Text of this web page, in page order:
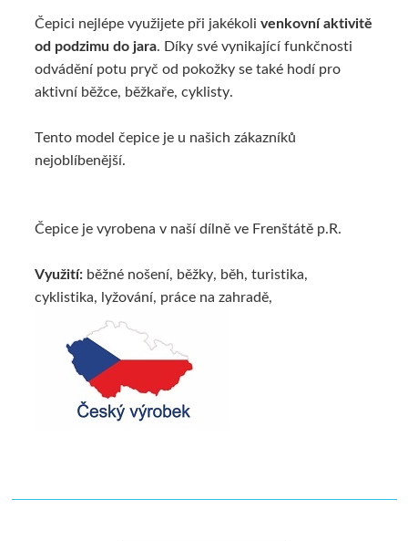
Čepici nejlépe využijete při jakékolivenkovní aktivitě
od podzimu do jara . Díky své vynikající funkčnosti
odvádění potu pryč od pokožky se také hodí pro
aktivní běžce, běžkaře, cyklisty.
Tento model čepice je u našich zákazníků
nejoblíbenější.
Čepice je vyrobena v naší dílně ve Frenštátě p.R.
Využití: běžné nošení, běžky, běh, turistika,
cyklistika, lyžování, práce na zahradě,